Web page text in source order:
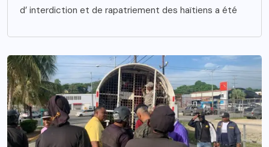
d’ interdiction et de rapatriement des haïtiens a été